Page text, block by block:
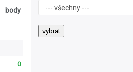
body
0